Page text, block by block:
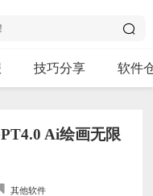
技巧分享 软件
Ai绘画无限
其他软件